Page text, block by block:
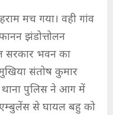
मच गया। वही गांव
झंडोत्तोलन
सरकार भवन का
संतोष कुमार
थाना पुलिस ने आग में
से घायल बहु को